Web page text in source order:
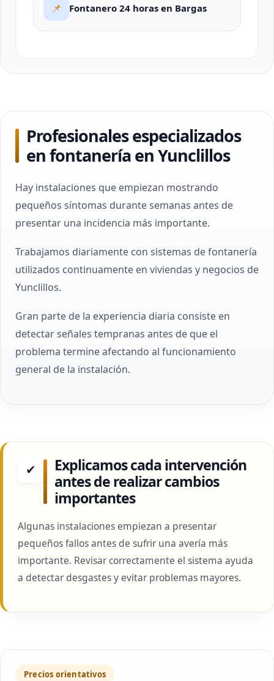
📌 Fontanero 24 horas en Bargas
Profesionales especializados
en fontanería en Yunclillos
Hay instalaciones que empiezan mostrando
pequeños síntomas durante semanas antes de
presentar una incidencia más importante.
Trabajamos diariamente con sistemas de fontanería
utilizados continuamente en viviendas y negocios de
Yunclillos.
Gran parte de la experiencia diaria consiste en
detectar señales tempranas antes de que el
problema termine afectando al funcionamiento
general de la instalación.
✔
Explicamos cada intervención
antes de realizar cambios
importantes
Algunas instalaciones empiezan a presentar
pequeños fallos antes de sufrir una avería más
importante. Revisar correctamente el sistema ayuda
a detectar desgastes y evitar problemas mayores.
Precios orientativos